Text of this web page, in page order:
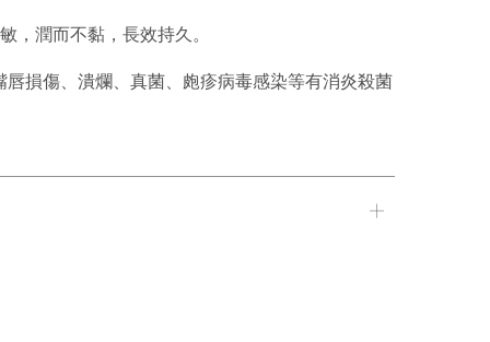
潤而不黏，長效持久。
損傷、潰爛、真菌、皰疹病毒感染等有消炎殺菌